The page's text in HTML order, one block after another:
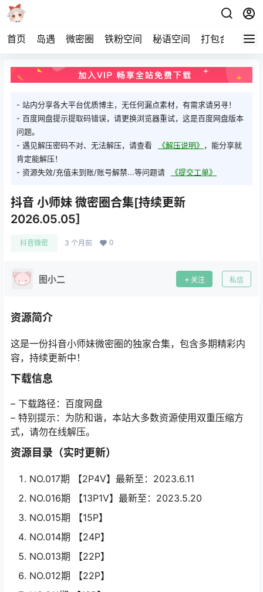
首页 岛遇 微密圈 铁粉空间 秘语空间 打包合集 关
- 站内分享各大平台优质博主，无任何漏点素材，有需求请另寻！
- 百度网盘提示提取码错误，请更换浏览器重试，这是百度网盘版本
问题。
- 遇见解压密码不对、无法解压，请查看
《解压说明》 ，能分享就
肯定能解压！
- 资源失效/充值未到账/账号解禁...等问题请
《提交工单》
抖音 小师妹 微密圈合集[持续更新
2026.05.05]
抖音微密 3 个月前 0
图小二 关注 私信
资源简介
这是一份抖音小师妹微密圈的独家合集，包含多期精彩内
容，持续更新中！
下载信息
– 下载路径：百度网盘
– 特别提示：为防和谐，本站大多数资源使用双重压缩方
式，请勿在线解压。
资源目录（实时更新）
NO.017期 【2P4V】最新至：2023.6.11
NO.016期 【13P1V】最新至：2023.5.20
NO.015期 【15P】
NO.014期 【24P】
NO.013期 【22P】
NO.012期 【22P】